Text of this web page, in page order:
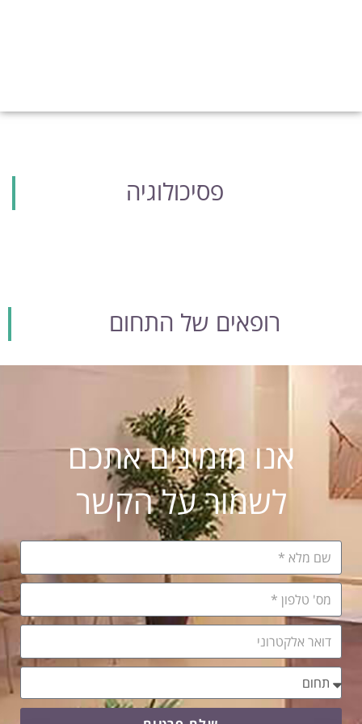
פסיכולוגיה
רופאים של התחום
אנו מזמינים אתכם
לשמור על הקשר